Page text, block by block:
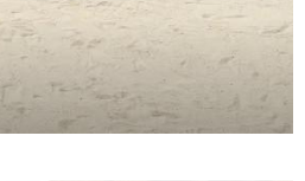
ლატარიას სახლში და
პანაშვიდი